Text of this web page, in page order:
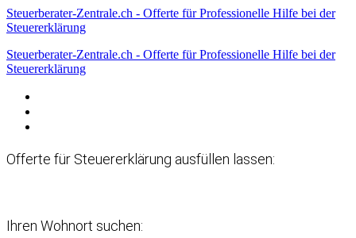
Steuerberater-Zentrale.ch - Offerte für Professionelle Hilfe bei der
Steuererklärung
Steuerberater-Zentrale.ch - Offerte für Professionelle Hilfe bei der
Steuererklärung
Offerte für Steuererklärung ausfüllen lassen:
Ihren Wohnort suchen: